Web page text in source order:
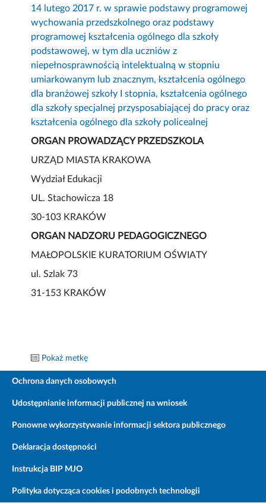
14 lutego 2017 r. w sprawie podstawy programowej
wychowania przedszkolnego oraz podstawy
programowej kształcenia ogólnego dla szkoły
podstawowej, w tym dla uczniów z
niepełnosprawnością intelektualną w stopniu
umiarkowanym lub znacznym, kształcenia ogólnego
dla branżowej szkoły I stopnia, kształcenia ogólnego
dla szkoły specjalnej przysposabiającej do pracy oraz
kształcenia ogólnego dla szkoły policealnej
ORGAN PROWADZĄCY PRZEDSZKOLA
URZĄD MIASTA KRAKOWA
Wydział Edukacji
UL. Stachowicza 18
30-103 KRAKÓW
ORGAN NADZORU PEDAGOGICZNEGO
MAŁOPOLSKIE KURATORIUM OŚWIATY
ul. Szlak 73
31-153 KRAKÓW
Pokaż metkę
Ochrona danych osobowych
Udostępnianie informacji publicznej na wniosek
Ponowne wykorzystywanie informacji sektora publicznego
Deklaracja dostępności
Instrukcja BIP MJO
Polityka dotycząca cookies i podobnych technologii